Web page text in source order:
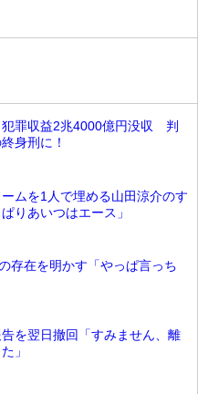
犯罪収益2兆4000億円没収 判
身刑に！
ムを1人で埋める山田涼介のす
りあいつはエース」
存在を明かす「やっぱ言っち
を翌日撤回「すみません、離
」